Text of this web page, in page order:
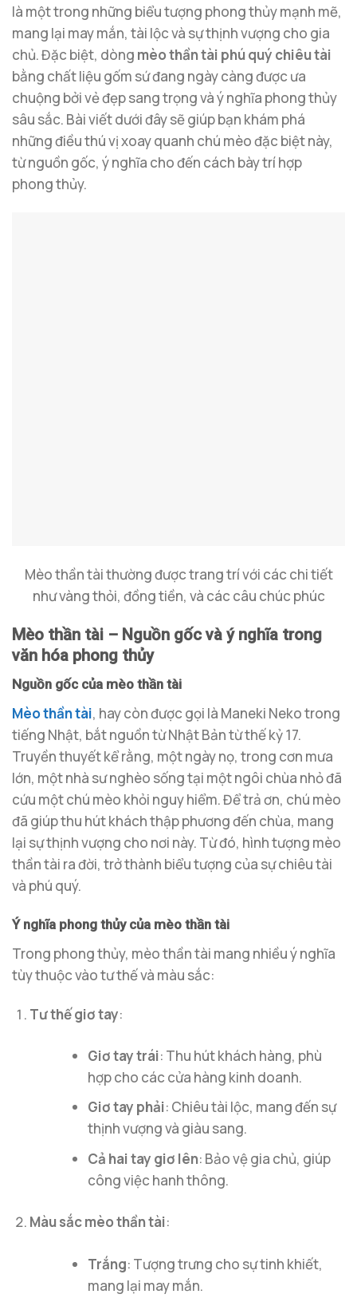
là một trong những biểu tượng phong thủy mạnh mẽ,
mang lại may mắn, tài lộc và sự thịnh vượng cho gia
chủ. Đặc biệt, dòng mèo thần tài phú quý chiêu tài
bằng chất liệu gốm sứ đang ngày càng được ưa
chuộng bởi vẻ đẹp sang trọng và ý nghĩa phong thủy
sâu sắc. Bài viết dưới đây sẽ giúp bạn khám phá
những điều thú vị xoay quanh chú mèo đặc biệt này,
từ nguồn gốc, ý nghĩa cho đến cách bày trí hợp
phong thủy.
Mèo thần tài thường được trang trí với các chi tiết
như vàng thỏi, đồng tiền, và các câu chúc phúc
Mèo thần tài – Nguồn gốc và ý nghĩa trong
văn hóa phong thủy
Nguồn gốc của mèo thần tài
Mèo thần tài, hay còn được gọi là Maneki Neko trong
tiếng Nhật, bắt nguồn từ Nhật Bản từ thế kỷ 17.
Truyền thuyết kể rằng, một ngày nọ, trong cơn mưa
lớn, một nhà sư nghèo sống tại một ngôi chùa nhỏ đã
cứu một chú mèo khỏi nguy hiểm. Để trả ơn, chú mèo
đã giúp thu hút khách thập phương đến chùa, mang
lại sự thịnh vượng cho nơi này. Từ đó, hình tượng mèo
thần tài ra đời, trở thành biểu tượng của sự chiêu tài
và phú quý.
Ý nghĩa phong thủy của mèo thần tài
Trong phong thủy, mèo thần tài mang nhiều ý nghĩa
tùy thuộc vào tư thế và màu sắc:
Tư thế giơ tay:
Giơ tay trái: Thu hút khách hàng, phù
hợp cho các cửa hàng kinh doanh.
Giơ tay phải: Chiêu tài lộc, mang đến sự
thịnh vượng và giàu sang.
Cả hai tay giơ lên: Bảo vệ gia chủ, giúp
công việc hanh thông.
Màu sắc mèo thần tài:
Trắng: Tượng trưng cho sự tinh khiết,
mang lại may mắn.